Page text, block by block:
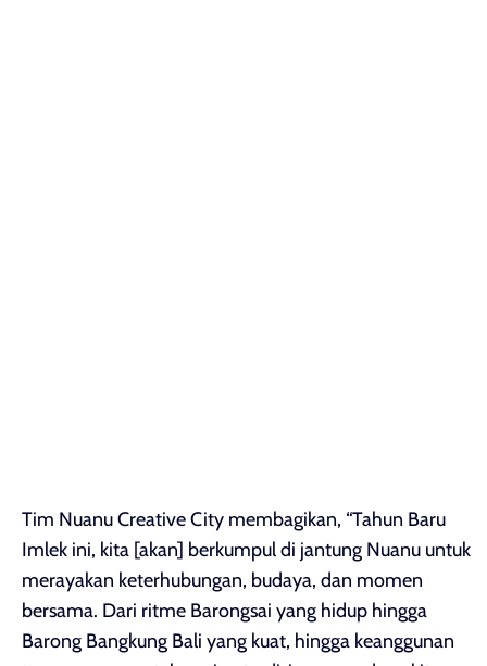
Tim Nuanu Creative City membagikan, “Tahun Baru
Imlek ini, kita [akan] berkumpul di jantung Nuanu untuk
merayakan keterhubungan, budaya, dan momen
bersama. Dari ritme Barongsai yang hidup hingga
Barong Bangkung Bali yang kuat, hingga keanggunan